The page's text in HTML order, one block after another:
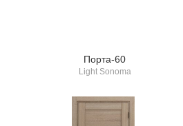
Порта-60
Light Sonoma